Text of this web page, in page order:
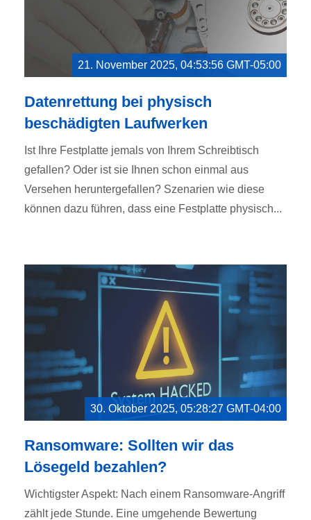
21. November 2025, 04:53:56 GMT-05:00
Datenrettung bei physisch
beschädigten Laufwerken
Ist Ihre Festplatte jemals von Ihrem Schreibtisch
gefallen? Oder ist sie Ihnen schon einmal aus
Versehen heruntergefallen? Szenarien wie diese
können dazu führen, dass eine Festplatte physisch...
30. Oktober 2025, 05:28:27 GMT-04:00
Ransomware: Sollten wir das
Lösegeld bezahlen?
Wichtigster Aspekt: Nach einem Ransomware-Angriff
zählt jede Stunde. Eine umgehende Bewertung